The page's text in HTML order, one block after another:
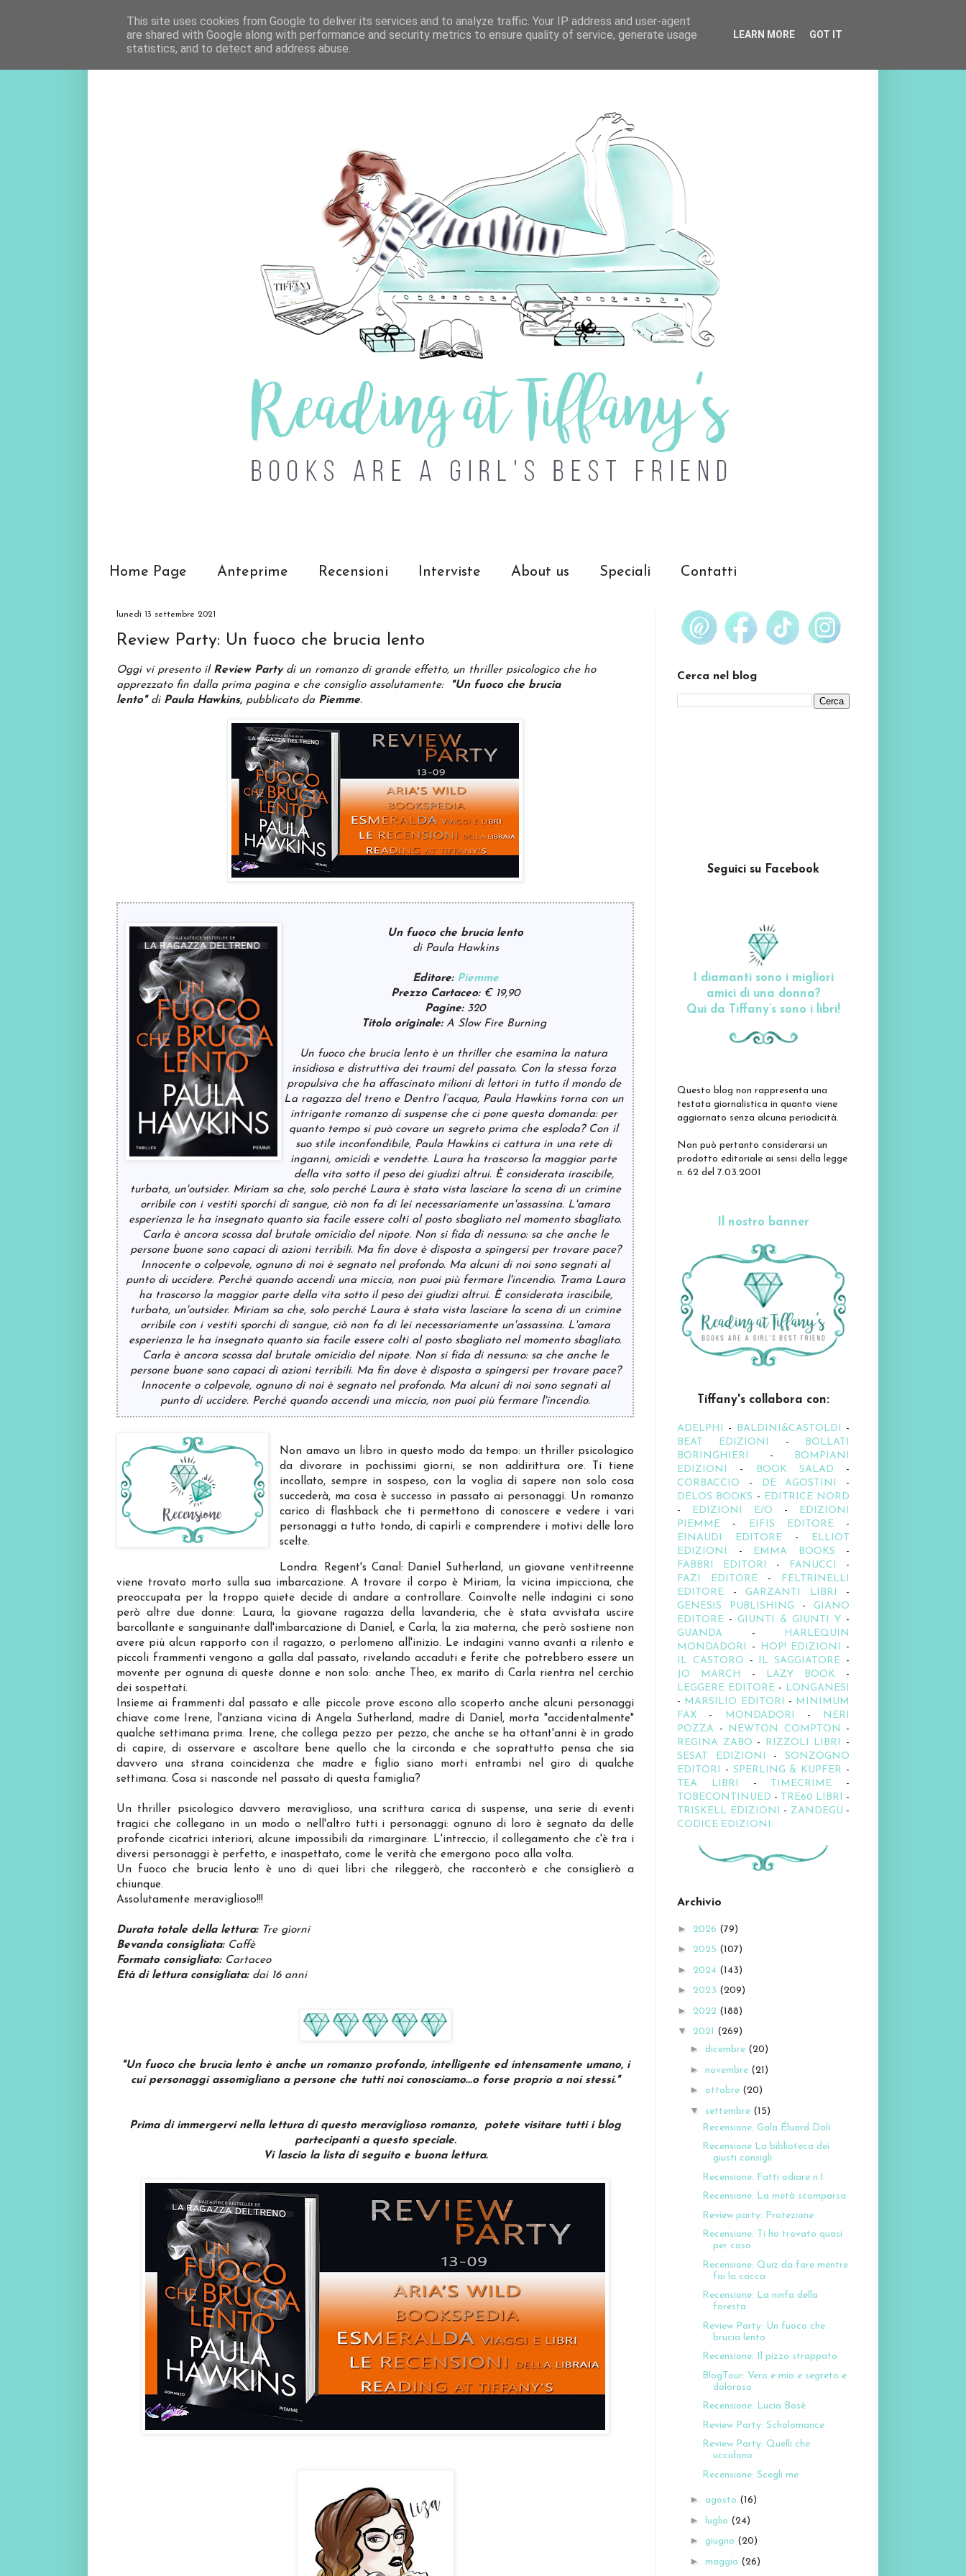
Home Page Anteprime Recensioni Interviste About us Speciali Contatti
lunedì 13 settembre 2021
Review Party: Un fuoco che brucia lento
Oggi vi presento il Review Partydi un romanzo di grande effetto, un thriller psicologico che ho
apprezzato fin dalla prima pagina e che consiglio assolutamente:
"Un fuoco che brucia
lento"di Paula Hawkins, pubblicato da Piemme.
Un fuoco che brucia lento
di Paula Hawkins
Editore: Piemme
Prezzo Cartaceo:€ 19,90
Pagine: 320
Titolo originale: A Slow Fire Burning
Un fuoco che brucia lento è un thriller che esamina la natura
insidiosa e distruttiva dei traumi del passato. Con la stessa forza
propulsiva che ha affascinato milioni di lettori in tutto il mondo de
La ragazza del treno e Dentro l’acqua, Paula Hawkins torna con un
intrigante romanzo di suspense che ci pone questa domanda: per
quanto tempo si può covare un segreto prima che esploda? Con il
suo stile inconfondibile, Paula Hawkins ci cattura in una rete di
inganni, omicidi e vendette. Laura ha trascorso la maggior parte
della vita sotto il peso dei giudizi altrui. È considerata irascibile,
turbata, un'outsider. Miriam sa che, solo perché Laura è stata vista lasciare la scena di un crimine
orribile con i vestiti sporchi di sangue, ciò non fa di lei necessariamente un'assassina. L'amara
esperienza le ha insegnato quanto sia facile essere colti al posto sbagliato nel momento sbagliato.
Carla è ancora scossa dal brutale omicidio del nipote. Non si fida di nessuno: sa che anche le
persone buone sono capaci di azioni terribili. Ma fin dove è disposta a spingersi per trovare pace?
Innocente o colpevole, ognuno di noi è segnato nel profondo. Ma alcuni di noi sono segnati al
punto di uccidere. Perché quando accendi una miccia, non puoi più fermare l'incendio. Trama Laura
ha trascorso la maggior parte della vita sotto il peso dei giudizi altrui. È considerata irascibile,
turbata, un'outsider. Miriam sa che, solo perché Laura è stata vista lasciare la scena di un crimine
orribile con i vestiti sporchi di sangue, ciò non fa di lei necessariamente un'assassina. L'amara
esperienza le ha insegnato quanto sia facile essere colti al posto sbagliato nel momento sbagliato.
Carla è ancora scossa dal brutale omicidio del nipote. Non si fida di nessuno: sa che anche le
persone buone sono capaci di azioni terribili. Ma fin dove è disposta a spingersi per trovare pace?
Innocente o colpevole, ognuno di noi è segnato nel profondo. Ma alcuni di noi sono segnati al
punto di uccidere. Perché quando accendi una miccia, non puoi più fermare l'incendio.
Non amavo un libro in questo modo da tempo: un thriller psicologico
da divorare in pochissimi giorni, se non addirittura ore. Ti tiene
incollato, sempre in sospeso, con la voglia di sapere non solo cosa
succederà, ma cosa è successo in passato ai personaggi. Un romanzo
carico di flashback che ti permettono di conoscere e vedere i vari
personaggi a tutto tondo, di capirli e comprendere i motivi delle loro
scelte.
Londra. Regent's Canal: Daniel Sutherland, un giovane ventitreenne
viene trovato morto sulla sua imbarcazione. A trovare il corpo è Miriam, la vicina impicciona, che
preoccupata per la troppo quiete decide di andare a controllare. Coinvolte nelle indagini ci sono
però altre due donne: Laura, la giovane ragazza della lavanderia, che è stata avvistata uscire
barcollante e sanguinante dall'imbarcazione di Daniel, e Carla, la zia materna, che però sostiene non
avere più alcun rapporto con il ragazzo, o perlomeno all'inizio. Le indagini vanno avanti a rilento e
piccoli frammenti vengono a galla dal passato, rivelando accaduti e ferite che potrebbero essere un
movente per ognuna di queste donne e non solo: anche Theo, ex marito di Carla rientra nel cerchio
dei sospettati.
Insieme ai frammenti dal passato e alle piccole prove escono allo scoperto anche alcuni personaggi
chiave come Irene, l'anziana vicina di Angela Sutherland, madre di Daniel, morta "accidentalmente"
qualche settimana prima. Irene, che collega pezzo per pezzo, che anche se ha ottant'anni è in grado
di capire, di osservare e ascoltare bene quello che la circonda e che soprattutto pensa che sia
davvero una strana coincidenza che madre e figlio siano morti entrambi nel giro di qualche
settimana. Cosa si nasconde nel passato di questa famiglia?
Un thriller psicologico davvero meraviglioso, una scrittura carica di suspense, una serie di eventi
tragici che collegano in un modo o nell'altro tutti i personaggi: ognuno di loro è segnato da delle
profonde cicatrici interiori, alcune impossibili da rimarginare. L'intreccio, il collegamento che c'è tra i
diversi personaggi è perfetto, e inaspettato, come le verità che emergono poco alla volta.
Un fuoco che brucia lento è uno di quei libri che rileggerò, che racconterò e che consiglierò a
chiunque.
Assolutamente meraviglioso!!!
Durata totale della lettura: Tre giorni
Bevanda consigliata: Caffè
Formato consigliato: Cartaceo
Età di lettura consigliata:dai 16 anni
"Un fuoco che brucia lento è anche un romanzo profondo, intelligente ed intensamente umano, i
cui personaggi assomigliano a persone che tutti noi conosciamo...o forse proprio a noi stessi."
Prima di immergervi nella lettura di questo meraviglioso romanzo, potete visitare tutti i blog
partecipanti a questo speciale.
Vi lascio la lista di seguito e buona lettura.
Cerca nel blog
Seguici su Facebook
I diamanti sono i migliori
amici di una donna?
Qui da Tiffany’s sono i libri!
Questo blog non rappresenta una
testata giornalistica in quanto viene
aggiornato senza alcuna periodicità.
Non può pertanto considerarsi un
prodotto editoriale ai sensi della legge
n. 62 del 7.03.2001
Il nostro banner
Tiffany's collabora con:
ADELPHI - BALDINI&CASTOLDI -
BEAT EDIZIONI
- BOLLATI
BORINGHIERI - BOMPIANI
EDIZIONI
- BOOK SALAD -
CORBACCIO - DE AGOSTINI
-
DELOS BOOKS - EDITRICE NORD
- EDIZIONI E/O - EDIZIONI
PIEMME - EIFIS EDITORE-
EINAUDI EDITORE - ELLIOT
EDIZIONI
- EMMA BOOKS -
FABBRI EDITORI
- FANUCCI
-
FAZI EDITORE - FELTRINELLI
EDITORE - GARZANTI LIBRI -
GENESIS PUBLISHING - GIANO
EDITORE - GIUNTI & GIUNTI Y -
GUANDA - HARLEQUIN
MONDADORI
- HOP! EDIZIONI
-
IL CASTORO - IL SAGGIATORE -
JO MARCH - LAZY BOOK -
LEGGERE EDITORE - LONGANESI
- MARSILIO EDITORI - MINIMUM
FAX - MONDADORI - NERI
POZZA - NEWTON COMPTON -
REGINA ZABO - RIZZOLI LIBRI
-
SESAT EDIZIONI
-SONZOGNO
EDITORI - SPERLING & KUPFER -
TEA LIBRI
- TIMECRIME -
TOBECONTINUED - TRE60 LIBRI -
TRISKELL EDIZIONI - ZANDEGÙ -
CODICE EDIZIONI
Archivio
► 2026 (79)
► 2025 (107)
► 2024 (143)
► 2023 (209)
► 2022 (188)
▼ 2021 (269)
► dicembre (20)
► novembre (21)
► ottobre (20)
▼ settembre (15)
Recensione: Gala Éluard Dalí
Recensione La biblioteca dei
giusti consigli
Recensione: Fatti odiare n.1
Recensione: La metà scomparsa
Review party: Protezione
Recensione: Ti ho trovato quasi
per caso
Recensione: Quiz da fare mentre
fai la cacca
Recensione: La ninfa della
foresta
Review Party: Un fuoco che
brucia lento
Recensione: Il pizzo strappato
BlogTour: Vero e mio e segreto e
doloroso
Recensione: Lucia Bosè
Review Party: Scholomance
Review Party: Quelli che
uccidono
Recensione: Scegli me
► agosto (16)
► luglio (24)
► giugno (20)
► maggio (26)
This site uses cookies from Google to deliver its services and to analyze traffic. Your IP address and user-agent
are shared with Google along with performance and security metrics to ensure quality of service, generate usage
statistics, and to detect and address abuse.
LEARN MORE GOT IT